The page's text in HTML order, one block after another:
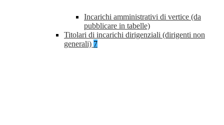
Incarichi amministrativi di vertice (da
pubblicare in tabelle)
Titolari di incarichi dirigenziali (dirigenti non
generali) 7